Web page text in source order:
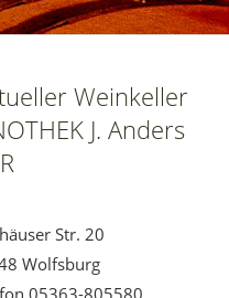
Weinkeller
J. Anders
Str. 20
Wolfsburg
05363-805580